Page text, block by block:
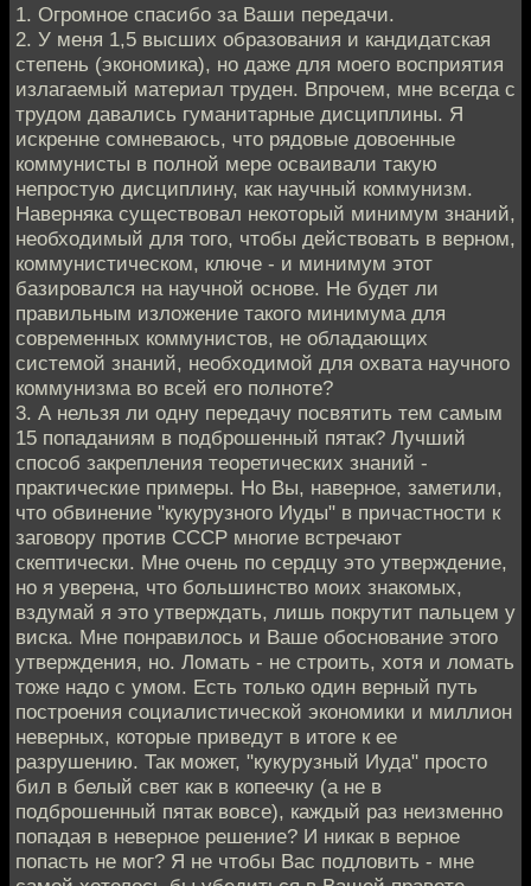
1. Огромное спасибо за Ваши передачи.
2. У меня 1,5 высших образования и кандидатская
степень (экономика), но даже для моего восприятия
излагаемый материал труден. Впрочем, мне всегда с
трудом давались гуманитарные дисциплины. Я
искренне сомневаюсь, что рядовые довоенные
коммунисты в полной мере осваивали такую
непростую дисциплину, как научный коммунизм.
Наверняка существовал некоторый минимум знаний,
необходимый для того, чтобы действовать в верном,
коммунистическом, ключе - и минимум этот
базировался на научной основе. Не будет ли
правильным изложение такого минимума для
современных коммунистов, не обладающих
системой знаний, необходимой для охвата научного
коммунизма во всей его полноте?
3. А нельзя ли одну передачу посвятить тем самым
15 попаданиям в подброшенный пятак? Лучший
способ закрепления теоретических знаний -
практические примеры. Но Вы, наверное, заметили,
что обвинение "кукурузного Иуды" в причастности к
заговору против СССР многие встречают
скептически. Мне очень по сердцу это утверждение,
но я уверена, что большинство моих знакомых,
вздумай я это утверждать, лишь покрутит пальцем у
виска. Мне понравилось и Ваше обоснование этого
утверждения, но. Ломать - не строить, хотя и ломать
тоже надо с умом. Есть только один верный путь
построения социалистической экономики и миллион
неверных, которые приведут в итоге к ее
разрушению. Так может, "кукурузный Иуда" просто
бил в белый свет как в копеечку (а не в
подброшенный пятак вовсе), каждый раз неизменно
попадая в неверное решение? И никак в верное
попасть не мог? Я не чтобы Вас подловить - мне